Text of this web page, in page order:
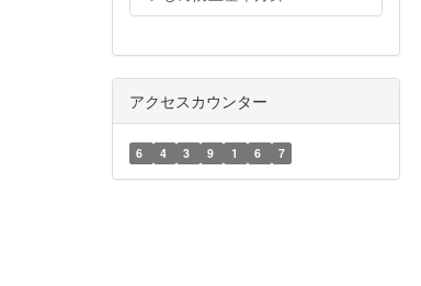
アクセスカウンター
6 4 3 9 1 6 7